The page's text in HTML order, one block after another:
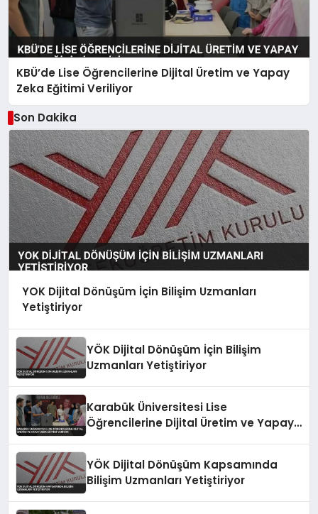
KBÜ’de Lise Öğrencilerine Dijital Üretim ve Yapay
Zeka Eğitimi Veriliyor
Son Dakika
YOK Dijital Dönüşüm İçin Bilişim Uzmanları
Yetiştiriyor
YÖK Dijital Dönüşüm İçin Bilişim
Uzmanları Yetiştiriyor
Karabük Üniversitesi Lise
Öğrencilerine Dijital Üretim ve Yapay
YÖK Dijital Dönüşüm Kapsamında
Bilişim Uzmanları Yetiştiriyor